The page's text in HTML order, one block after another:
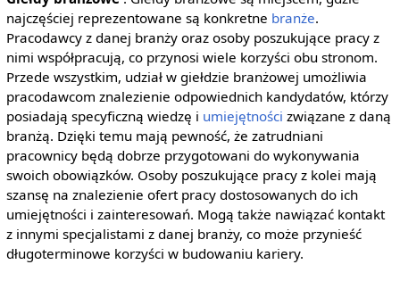
najczęściej reprezentowane są konkretne branże.
Pracodawcy z danej branży oraz osoby poszukujące pracy z
nimi współpracują, co przynosi wiele korzyści obu stronom.
Przede wszystkim, udział w giełdzie branżowej umożliwia
pracodawcom znalezienie odpowiednich kandydatów, którzy
posiadają specyficzną wiedzę i umiejętności związane z daną
branżą. Dzięki temu mają pewność, że zatrudniani
pracownicy będą dobrze przygotowani do wykonywania
swoich obowiązków. Osoby poszukujące pracy z kolei mają
szansę na znalezienie ofert pracy dostosowanych do ich
umiejętności i zainteresowań. Mogą także nawiązać kontakt
z innymi specjalistami z danej branży, co może przynieść
długoterminowe korzyści w budowaniu kariery.